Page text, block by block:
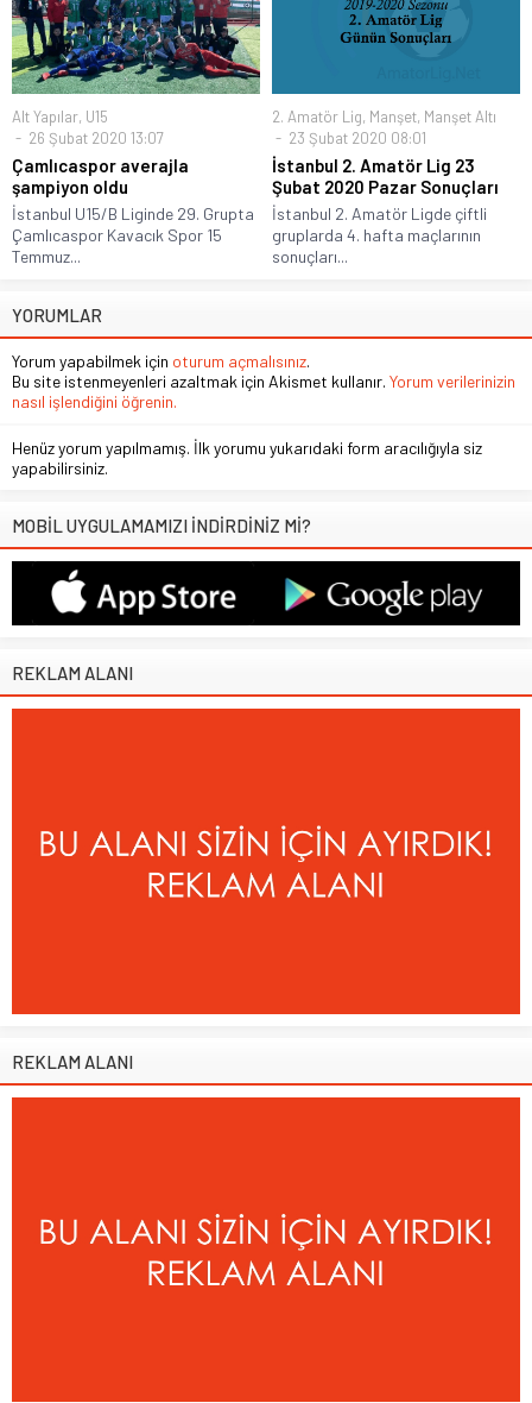
Alt Yapılar, U15
26 Şubat 2020 13:07
Çamlıcaspor averajla
şampiyon oldu
İstanbul U15/B Liginde 29. Grupta
Çamlıcaspor Kavacık Spor 15
Temmuz...
2. Amatör Lig, Manşet, Manşet Altı
23 Şubat 2020 08:01
İstanbul 2. Amatör Lig 23
Şubat 2020 Pazar Sonuçları
İstanbul 2. Amatör Ligde çiftli
gruplarda 4. hafta maçlarının
sonuçları...
YORUMLAR
Yorum yapabilmek için oturum açmalısınız.
Bu site istenmeyenleri azaltmak için Akismet kullanır. Yorum verilerinizin
nasıl işlendiğini öğrenin.
Henüz yorum yapılmamış. İlk yorumu yukarıdaki form aracılığıyla siz
yapabilirsiniz.
MOBİL UYGULAMAMIZI İNDİRDİNİZ Mİ?
REKLAM ALANI
REKLAM ALANI